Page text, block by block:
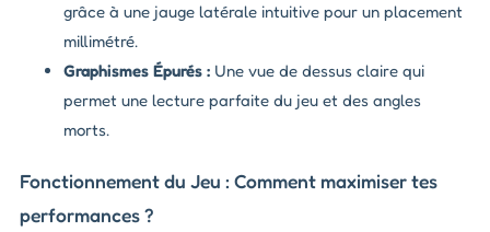
grâce à une jauge latérale intuitive pour un placement
millimétré.
Graphismes Épurés : Une vue de dessus claire qui
permet une lecture parfaite du jeu et des angles
morts.
Fonctionnement du Jeu : Comment maximiser tes
performances ?